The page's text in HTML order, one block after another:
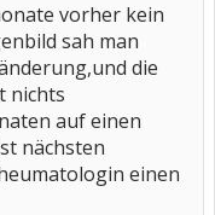
vorher kein
sah man
die
nichts
auf einen
nächsten
einen